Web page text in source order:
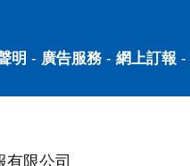
明 - 廣告服務- 網上訂報 -
限公司